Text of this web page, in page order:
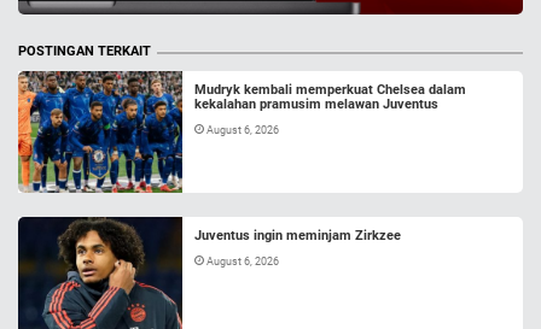
POSTINGAN TERKAIT
Mudryk kembali memperkuat Chelsea dalam
kekalahan pramusim melawan Juventus
August 6, 2026
Juventus ingin meminjam Zirkzee
August 6, 2026